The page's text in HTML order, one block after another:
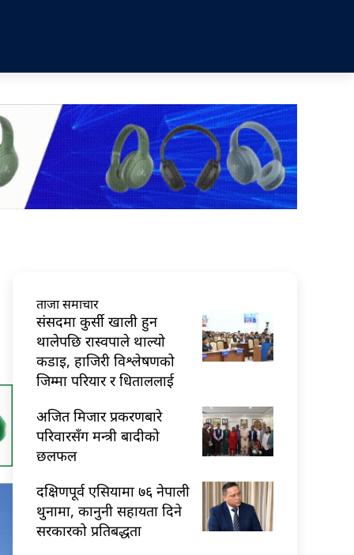
ताजा समाचार
संसदमा कुर्सी खाली हुन
थालेपछि रास्वपाले थाल्यो
कडाइ, हाजिरी विश्लेषणको
जिम्मा परियार र धिताललाई
अजित मिजार प्रकरणबारे
परिवारसँग मन्त्री बादीको
छलफल
दक्षिणपूर्व एसियामा ७६ नेपाली
थुनामा, कानुनी सहायता दिने
सरकारको प्रतिबद्धता